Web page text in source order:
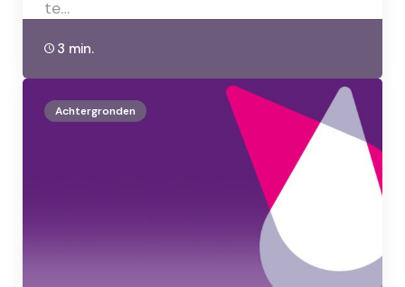
te…
3 min.
Achtergronden